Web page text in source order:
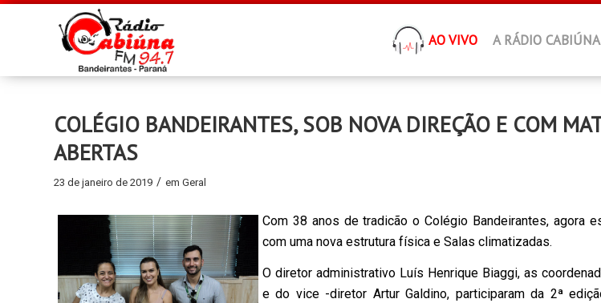
AO VIVO A RÁDIO CABIÚNA
COLÉGIO BANDEIRANTES, SOB NOVA DIREÇÃO E COM
ABERTAS
23 de janeiro de 2019 / em Geral
Com 38 anos de tradicão o Colégio Bandeirantes, agora
com uma nova estrutura física e Salas climatizadas.
O diretor administrativo Luís Henrique Biaggi, as
e do vice -diretor Artur Galdino, participaram da 2ª